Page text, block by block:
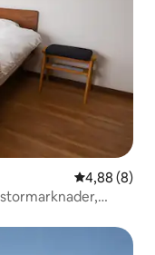
4,88 av 5 i
4,88 (8)